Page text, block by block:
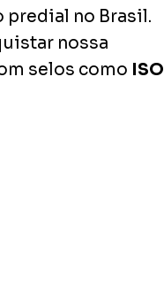
predial no Brasil.
nossa
selos como ISO